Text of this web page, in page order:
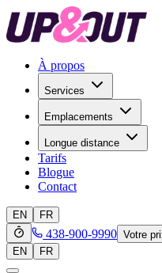
À propos
Services
Emplacements
Longue distance
Tarifs
Blogue
Contact
EN FR
438-900-9990 Votre
EN
FR